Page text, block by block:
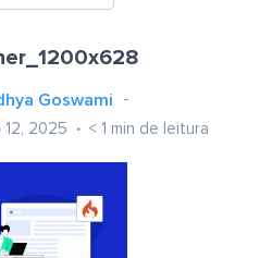
Goswami
2025 < 1 min de leitura